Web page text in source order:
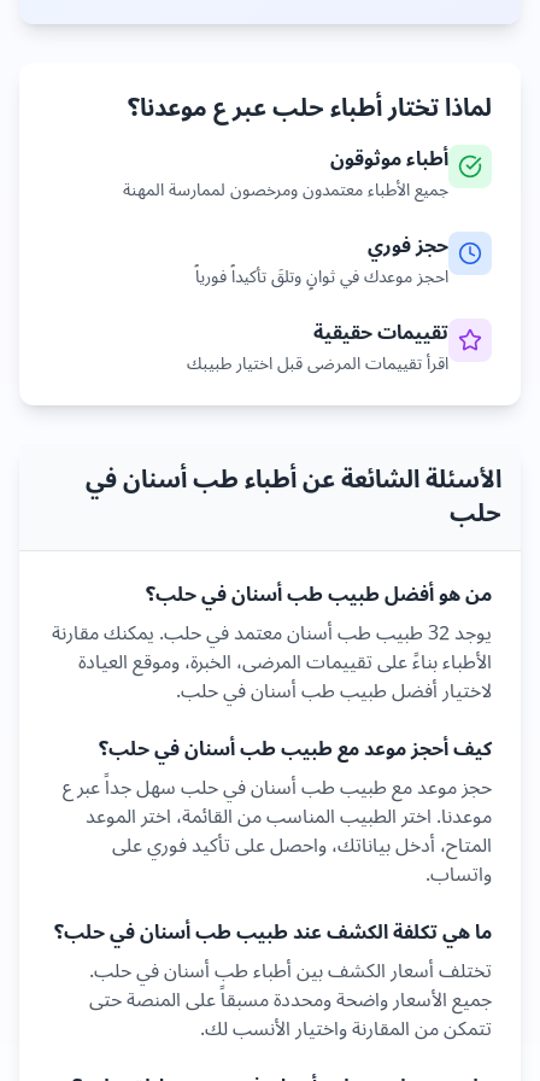
لماذا تختار أطباءحلبعبر ع موعدنا؟
أطباء موثوقون
جميع الأطباء معتمدون ومرخصون لممارسة المهنة
حجز فوري
احجز موعدك في ثوانٍ وتلقَ تأكيداً فورياً
تقييمات حقيقية
اقرأ تقييمات المرضى قبل اختيار طبيبك
الأسئلة الشائعة عن أطباء طب أسنان في
حلب
من هو أفضل طبيبطب أسنانفيحلب؟
يوجد32طبيبطب أسنانمعتمد فيحلب. يمكنك مقارنة
الأطباء بناءً على تقييمات المرضى، الخبرة، وموقع العيادة
لاختيار أفضل طبيبطب أسنانفيحلب.
كيف أحجز موعد مع طبيبطب أسنانفيحلب؟
حجز موعد مع طبيبطب أسنانفيحلبسهل جداً عبر ع
موعدنا. اختر الطبيب المناسب من القائمة، اختر الموعد
المتاح، أدخل بياناتك، واحصل على تأكيد فوري على
واتساب.
ما هي تكلفة الكشف عند طبيبطب أسنانفيحلب؟
تختلف أسعار الكشف بين أطباءطب أسنانفيحلب.
جميع الأسعار واضحة ومحددة مسبقاً على المنصة حتى
تتمكن من المقارنة واختيار الأنسب لك.